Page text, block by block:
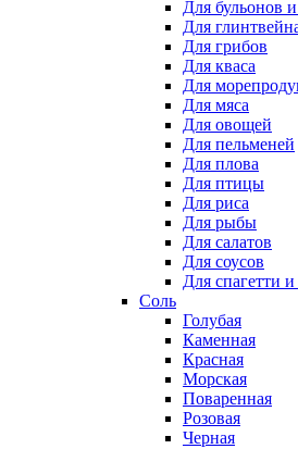
Для бульонов
Для
Для грибов
Для кваса
Для
Для мяса
Для овощей
Для пельменей
Для плова
Для птицы
Для риса
Для рыбы
Для салатов
Для соусов
Для спагетти
Соль
Голубая
Каменная
Красная
Морская
Поваренная
Розовая
Черная